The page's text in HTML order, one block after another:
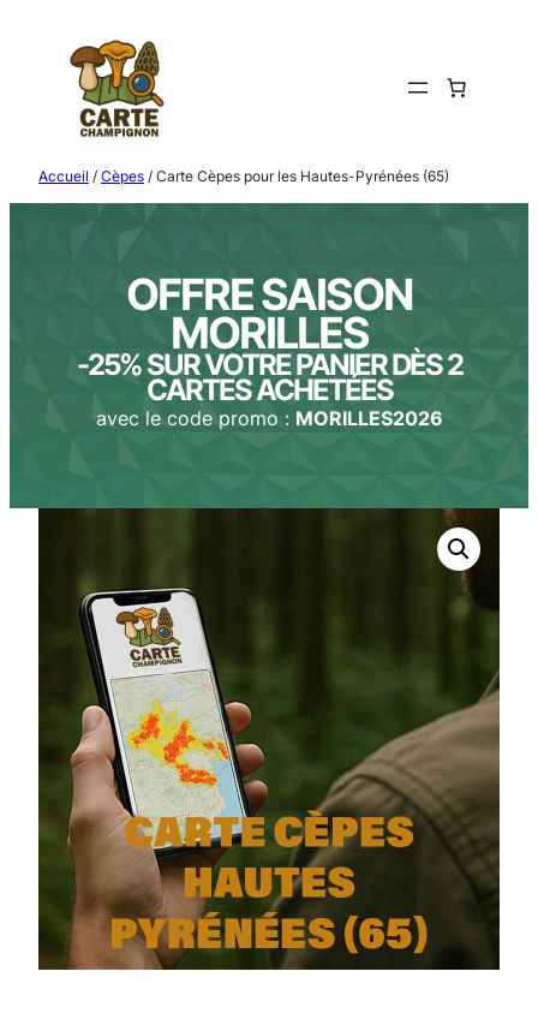
contenu
Accueil / Cèpes / Carte Cèpes pour les Hautes-Pyrénées (65)
OFFRE SAISON
MORILLES
-25% SUR VOTRE PANIER DÈS 2
CARTES ACHETÉES
avec le code promo : MORILLES2026